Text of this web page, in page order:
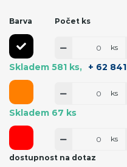
Barva Počet ks
Skladem 581 ks + 62 841
ks
Skladem 67 ks
ks
dostupnost na dotaz
ks